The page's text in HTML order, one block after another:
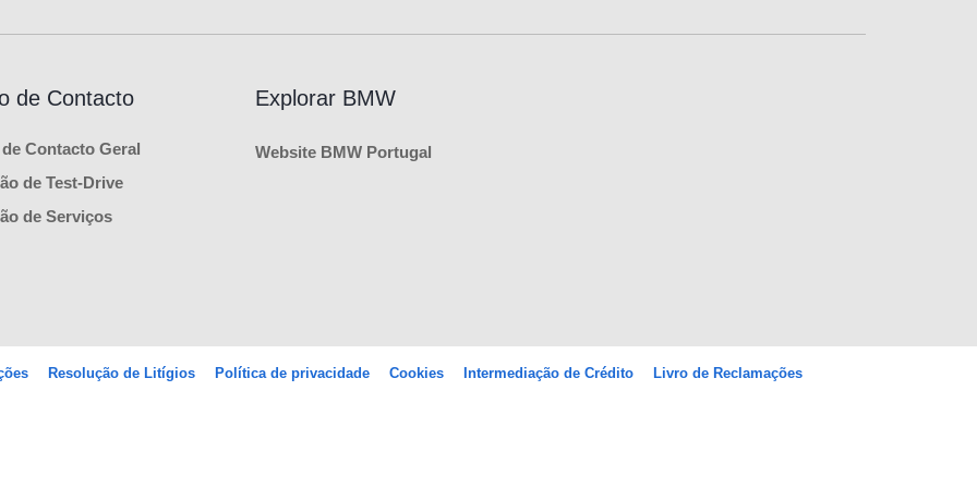
de Contacto
Contacto Geral
de Test-Drive
de Serviços
Explorar BMW
Website BMW Portugal
Resolução de Litígios Política de privacidade Cookies Intermediação de Crédito Livro de Reclamações